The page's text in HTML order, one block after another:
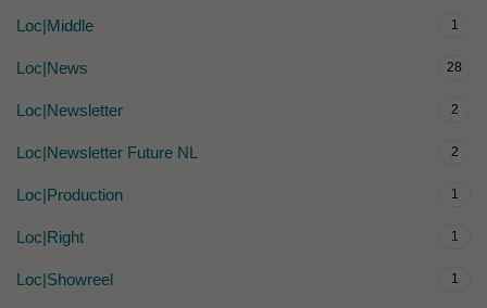
Loc|Middle 1
Loc|News 28
Loc|Newsletter 2
Loc|Newsletter Future NL 2
Loc|Production 1
Loc|Right 1
Loc|Showreel 1